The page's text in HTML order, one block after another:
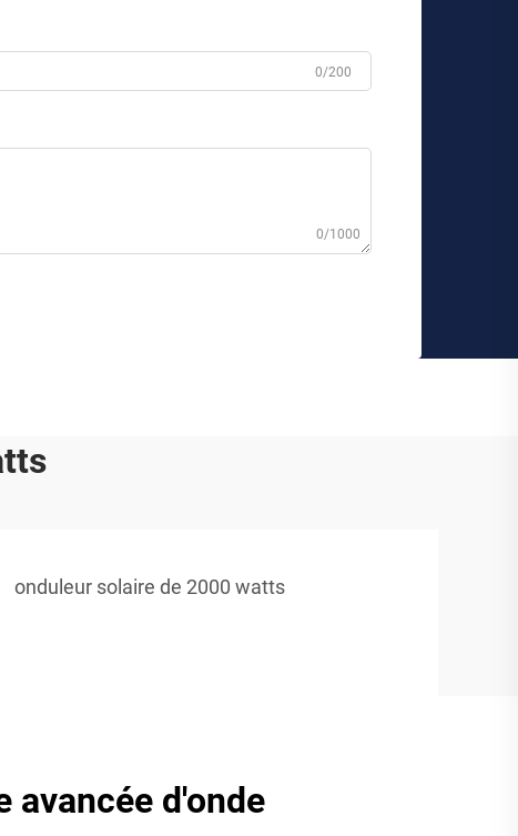
0/200
0/1000
onduleur solaire de 2000 watts
avancée d'onde